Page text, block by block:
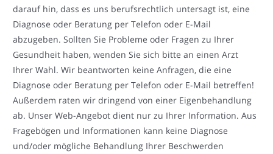
darauf hin, dass es uns berufsrechtlich untersagt ist, eine
Diagnose oder Beratung per Telefon oder E-Mail
abzugeben. Sollten Sie Probleme oder Fragen zu Ihrer
Gesundheit haben, wenden Sie sich bitte an einen Arzt
Ihrer Wahl. Wir beantworten keine Anfragen, die eine
Diagnose oder Beratung per Telefon oder E-Mail betreffen!
Außerdem raten wir dringend von einer Eigenbehandlung
ab. Unser Web-Angebot dient nur zu Ihrer Information. Aus
Fragebögen und Informationen kann keine Diagnose
und/oder mögliche Behandlung Ihrer Beschwerden